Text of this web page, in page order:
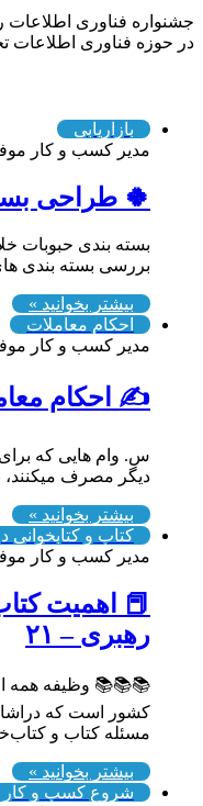
جشنواره فناوری
در حوزه فناوری اطلاعات
بازاریابی
مدیر کسب و کار
🍀 طراحی
بسته بندی حبوبات
بررسی بسته بندی
بیشتر بخوانید »
احکام معاملات
مدیر کسب و کار
✍️ احکام
س. وام هایی که برای
دیگر مصرف میکنند،
بیشتر بخوانید »
کتاب و
مدیر کسب و کار
📕 اهميت
رهبری – ۲۱
📚📚📚 وظیفه همه
کشور است که
مسئله کتاب و
بیشتر بخوانید »
شروع کسب و کار